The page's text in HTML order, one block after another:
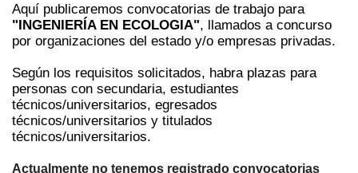
Aquí publicaremos convocatorias de trabajo para
"INGENIERÍA EN ECOLOGIA", llamados a concurso
por organizaciones del estado y/o empresas privadas.
Según los requisitos solicitados, habra plazas para
personas con secundaria, estudiantes
técnicos/universitarios, egresados
técnicos/universitarios y titulados
técnicos/universitarios.
Actualmente no tenemos registrado convocatorias